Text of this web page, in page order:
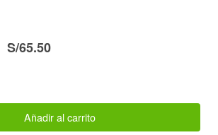
S/65.50
Añadir al carrito